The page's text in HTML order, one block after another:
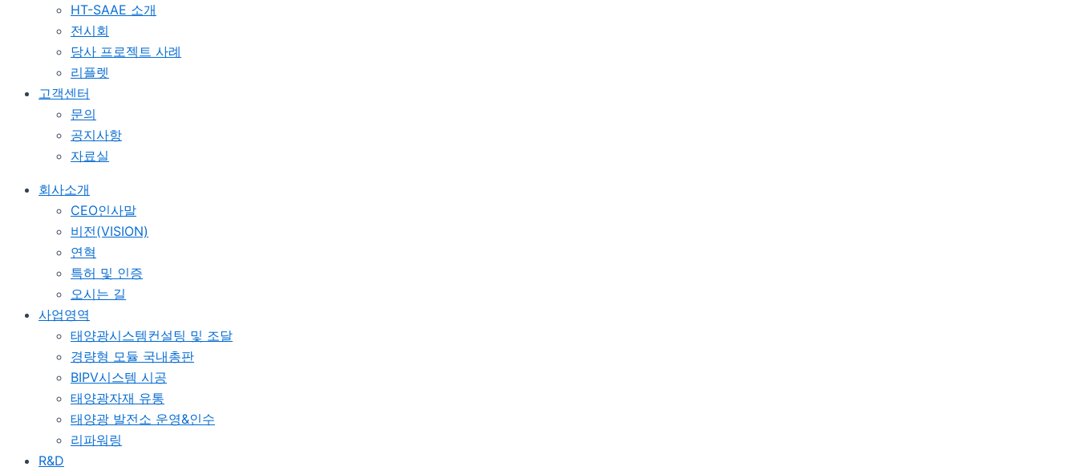
HT-SAAE 소개
전시회
당사 프로젝트 사례
리플렛
고객센터
문의
공지사항
자료실
회사소개
CEO인사말
비전(VISION)
연혁
특허 및 인증
오시는 길
사업영역
태양광시스템컨설팅 및 조달
경량형 모듈 국내총판
BIPV시스템 시공
태양광자재 유통
태양광 발전소 운영&인수
리파워링
R&D